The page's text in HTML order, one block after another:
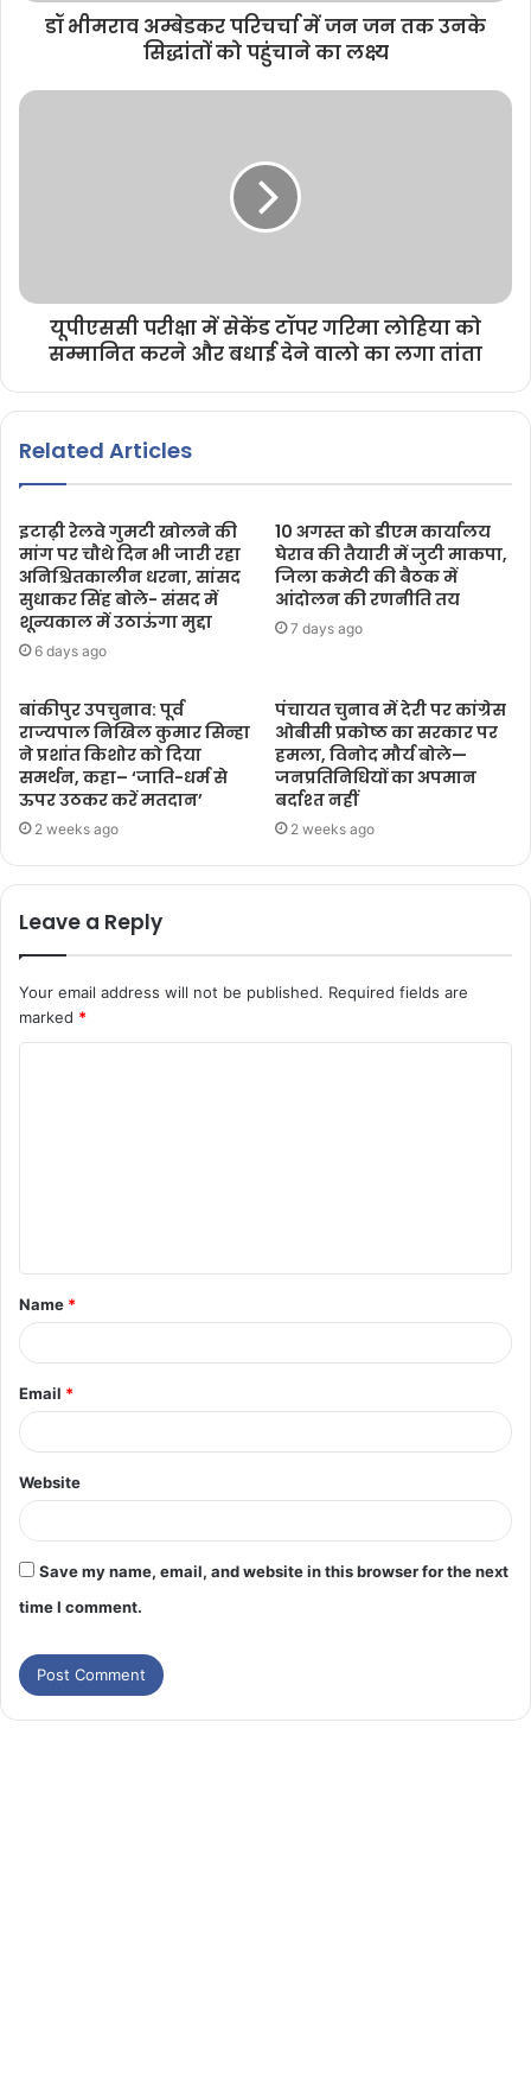
डॉ भीमराव अम्बेडकर परिचर्चा में जन जन तक उनके
सिद्धांतों को पहुंचाने का लक्ष्य
यूपीएससी परीक्षा में सेकेंड टॉपर गरिमा लोहिया को
सम्मानित करने और बधाई देने वालो का लगा तांता
Related Articles
इटाढ़ी रेलवे गुमटी खोलने की
मांग पर चौथे दिन भी जारी रहा
अनिश्चितकालीन धरना, सांसद
सुधाकर सिंह बोले- संसद में
शून्यकाल में उठाऊंगा मुद्दा
6 days ago
10 अगस्त को डीएम कार्यालय
घेराव की तैयारी में जुटी माकपा,
जिला कमेटी की बैठक में
आंदोलन की रणनीति तय
7 days ago
बांकीपुर उपचुनाव: पूर्व
राज्यपाल निखिल कुमार सिन्हा
ने प्रशांत किशोर को दिया
समर्थन, कहा– ‘जाति-धर्म से
ऊपर उठकर करें मतदान’
2 weeks ago
पंचायत चुनाव में देरी पर कांग्रेस
ओबीसी प्रकोष्ठ का सरकार पर
हमला, विनोद मौर्य बोले—
जनप्रतिनिधियों का अपमान
बर्दाश्त नहीं
2 weeks ago
Leave a Reply
Your email address will not be published. Required fields are
marked *
Name *
Email *
Website
Save my name, email, and website in this browser for the next
time I comment.